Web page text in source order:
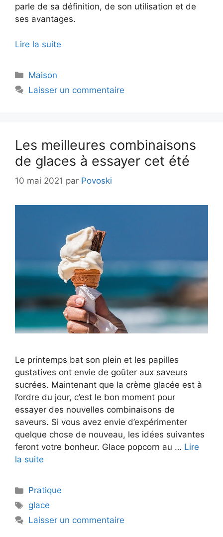
parle de sa définition, de son utilisation et de
ses avantages.
Lire la suite
Catégories
Maison
Laisser un commentaire
Les meilleures combinaisons
de glaces à essayer cet été
10 mai 2021 par Povoski
Le printemps bat son plein et les papilles
gustatives ont envie de goûter aux saveurs
sucrées. Maintenant que la crème glacée est à
l’ordre du jour, c’est le bon moment pour
essayer des nouvelles combinaisons de
saveurs. Si vous avez envie d’expérimenter
quelque chose de nouveau, les idées suivantes
feront votre bonheur. Glace popcorn au … Lire
la suite
Catégories
Pratique
Étiquettes
glace
Laisser un commentaire